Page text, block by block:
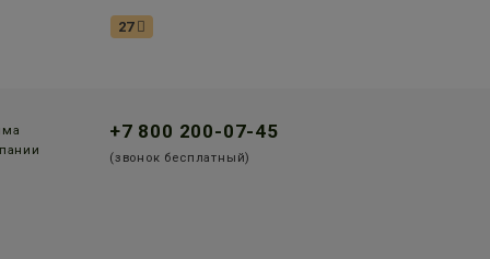
27
+7 800 200-07-45
(звонок бесплатный)